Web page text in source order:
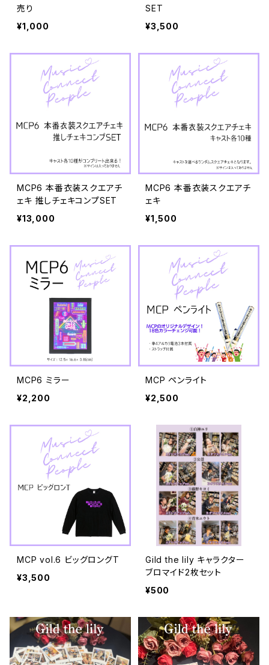
売り
¥1,000
SET
¥3,500
MCP6 本番衣装スクエアチ
ェキ 推しチェキコンプSET
¥13,000
MCP6 本番衣装スクエアチ
ェキ
¥1,500
MCP6 ミラー
¥2,200
MCP ペンライト
¥2,500
MCP vol.6 ビッグロングT
¥3,500
Gild the lily キャラクター
ブロマイド2枚セット
¥500